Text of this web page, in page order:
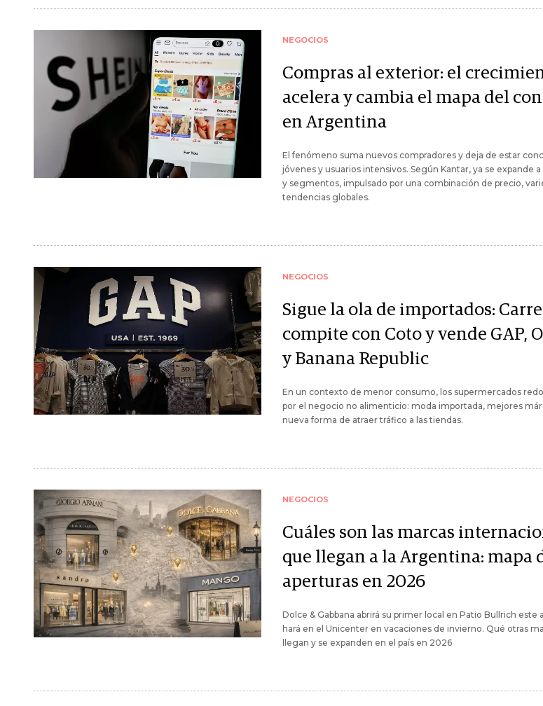
NEGOCIOS
Compras al exterior: el
acelera y cambia el mapa del
en Argentina
El fenómeno suma nuevos compradores y deja de estar
jóvenes y usuarios intensivos. Según Kantar, ya se expande
y segmentos, impulsado por una combinación de precio,
tendencias globales.
NEGOCIOS
Sigue la ola de importados:
compite con Coto y vende GAP,
y Banana Republic
En un contexto de menor consumo, los supermercados
por el negocio no alimenticio: moda importada, mejores
nueva forma de atraer tráfico a las tiendas.
NEGOCIOS
Cuáles son las marcas
que llegan a la Argentina: mapa
aperturas en 2026
Dolce & Gabbana abrirá su primer local en Patio Bullrich este
hará en el Unicenter en vacaciones de invierno. Qué otras
llegan y se expanden en el país en 2026